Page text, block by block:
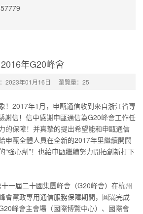
2016年G20峰會
2023年01月16日 瀏覽量：25
2017年1月，申甌通信收到來自浙江省專
謝信！信中感謝申甌通信為G20峰會工作任
的保障！并真摯的提出希望能和申甌通信
申甌全體人員在全新的2017年里繼續開闊
“強心劑”！也給申甌繼續努力開拓創新打下
屆二十國集團峰會（G20峰會）在杭州
會黨政專用通信服務保障期間，圓滿完成
峰會主會場（國際博覽中心）、國際會